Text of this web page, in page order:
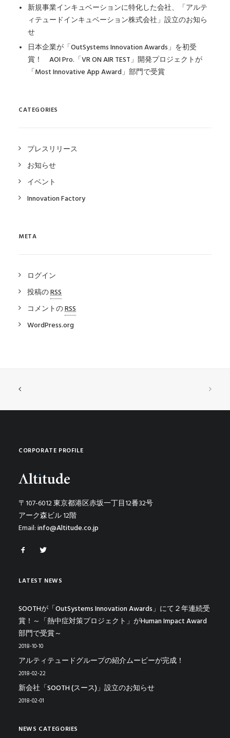
新規事業インキュベーションに特化した会社、「アルテ
ィテュードインキュベーション株式会社」設立のお知ら
せ
日本企業が「OutSystems Innovation Awards」を初受
賞！ AOI Pro.「VR ON AIR TEST」開発プロジェクトが
「Most Innovative App Award」部門で受賞
CATEGORIES
プレスリリース
お知らせ
イベント
Innovation Factory
META
ログイン
投稿のRSS
コメントのRSS
WordPress.org
CORPORATE PROFILE
〒107-6012 東京都港区赤坂一丁目12番32号
アーク森ビル 12階
Email:info@Altitude.co.jp
LATEST NEWS
SOOTHが「OutSystems Innovation Awards」にて２年連続受
賞！～「熱中症対策プロジェクト」がHuman Impact Award
部門で受賞～
2018-10-10
アルティテュードグループの紹介ムービーが完成！
2018-02-22
新会社「SOOTH (スース)」設立のお知らせ
2018-02-01
NEWS CATEGORIES